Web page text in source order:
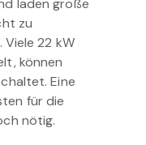
laden große
zu
22 kW
können
Eine
für die
nötig.